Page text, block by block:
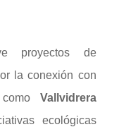
proyectos de
la conexión con
Vallvidrera
ecológicas